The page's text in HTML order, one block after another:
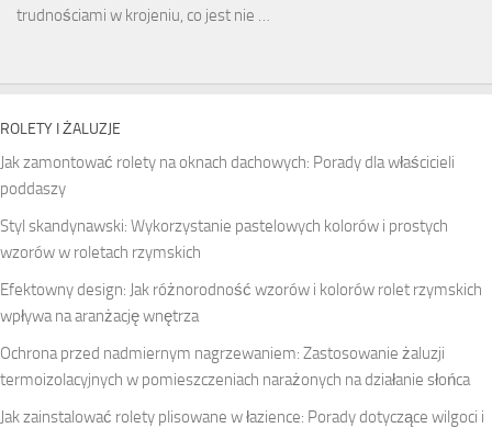
trudnościami w krojeniu, co jest nie …
ROLETY I ŻALUZJE
Jak zamontować rolety na oknach dachowych: Porady dla właścicieli
poddaszy
Styl skandynawski: Wykorzystanie pastelowych kolorów i prostych
wzorów w roletach rzymskich
Efektowny design: Jak różnorodność wzorów i kolorów rolet rzymskich
wpływa na aranżację wnętrza
Ochrona przed nadmiernym nagrzewaniem: Zastosowanie żaluzji
termoizolacyjnych w pomieszczeniach narażonych na działanie słońca
Jak zainstalować rolety plisowane w łazience: Porady dotyczące wilgoci i